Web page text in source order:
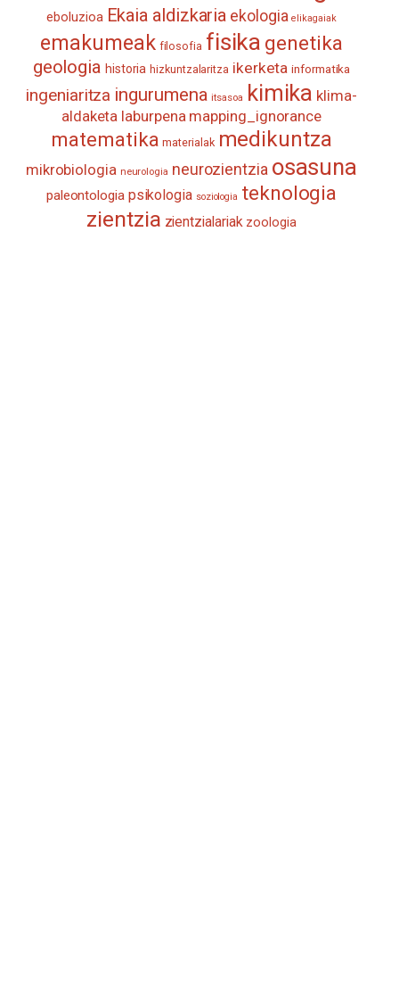
eboluzioa Ekaia aldizkaria ekologia elikagaiak
emakumeak filosofia fisika genetika
geologia historia hizkuntzalaritza ikerketa informatika
ingeniaritza ingurumena itsasoa kimika klima-
aldaketa laburpena mapping_ignorance
matematika materialak medikuntza
mikrobiologia neurologia neurozientzia osasuna
paleontologia psikologia soziologia teknologia
zientzia zientzialariak zoologia